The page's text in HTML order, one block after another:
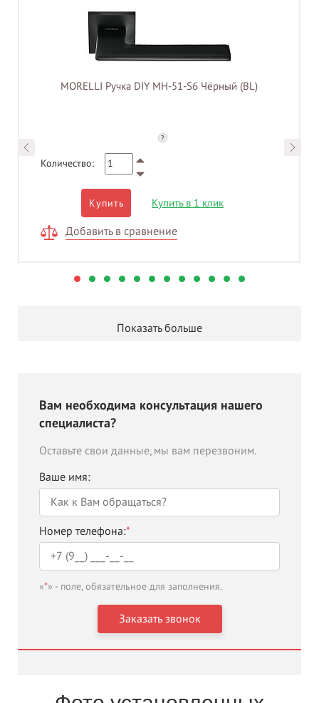
MORELLI Ручка DIY MH-51-S6 Чёрный (BL)
?
Количество:
Купить Купить в 1 клик
Добавить в сравнение
Показать больше
Вам необходима консультация нашего
специалиста?
Оставьте свои данные, мы вам перезвоним.
Ваше имя:
Номер телефона:*
«*» - поле, обязательное для заполнения.